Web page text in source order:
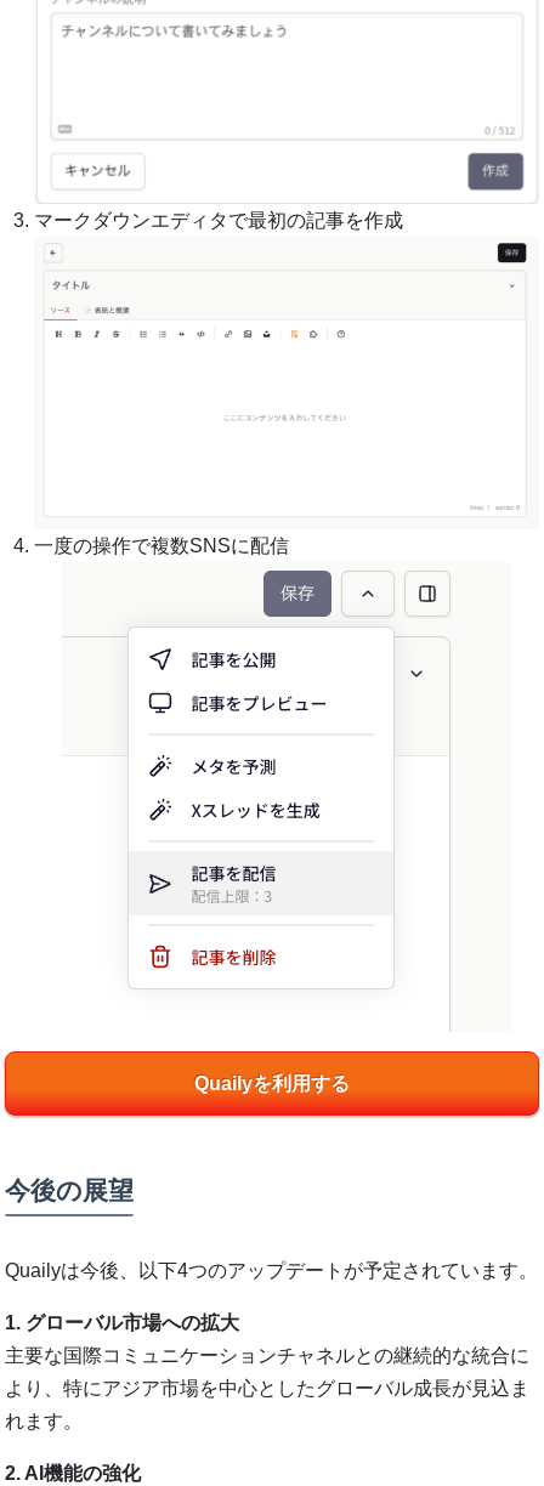
マークダウンエディタで最初の記事を作成
一度の操作で複数SNSに配信
Quailyを利用する
今後の展望
Quailyは今後、以下4つのアップデートが予定されています。
1. グローバル市場への拡大
主要な国際コミュニケーションチャネルとの継続的な統合に
より、特にアジア市場を中心としたグローバル成長が見込ま
れます。
2. AI機能の強化